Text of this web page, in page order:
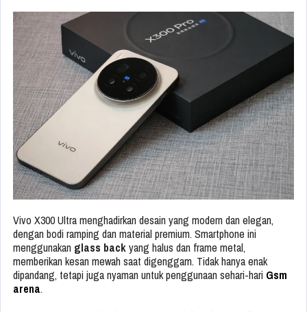
Vivo X300 Ultra menghadirkan desain yang modern dan elegan,
dengan bodi ramping dan material premium. Smartphone ini
menggunakan glass backyang halus dan frame metal,
memberikan kesan mewah saat digenggam. Tidak hanya enak
dipandang, tetapi juga nyaman untuk penggunaan sehari-hari Gsm
arena.